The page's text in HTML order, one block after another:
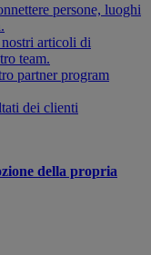
persone, luoghi
articoli di
team.
partner program
dei clienti
della propria